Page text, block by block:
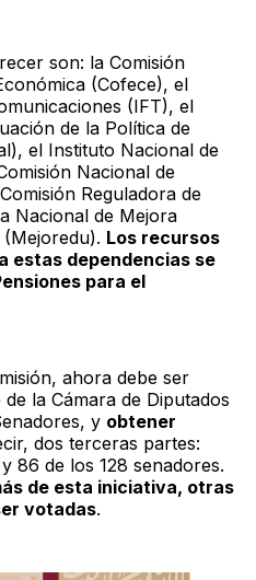
son: la Comisión
(Cofece), el
(IFT), el
de la Política de
el Instituto Nacional de
Nacional de
Reguladora de
Nacional de Mejora
Los recursos
estas dependencias se
para el
ahora debe ser
la Cámara de Diputados
y obtener
dos terceras partes:
86 de los 128 senadores.
de esta iniciativa, otras
votadas.